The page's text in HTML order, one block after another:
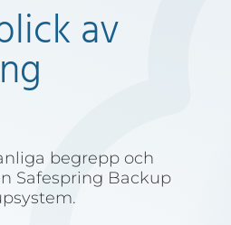
av
begrepp och
Safespring Backup